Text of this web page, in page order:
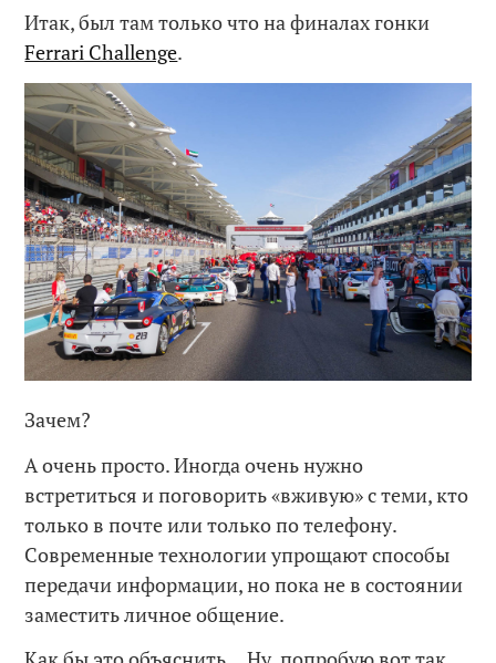
Итак, был там только что на финалах гонки
Ferrari Challenge.
Зачем?
А очень просто. Иногда очень нужно
встретиться и поговорить «вживую» с теми, кто
только в почте или только по телефону.
Cовременные технологии упрощают способы
передачи информации, но пока не в состоянии
заместить личное общение.